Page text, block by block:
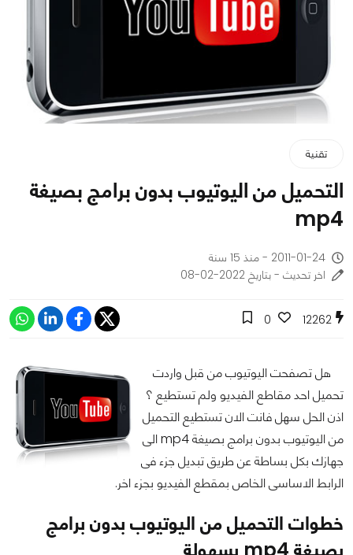
تقنية
التحميل من اليوتيوب بدون برامج بصيغة
mp4
2011-01-24 - منذ 15 سنة
اخر تحديث - بتاريخ 2022-02-08
12262
0
هل تصفحت اليوتيوب من قبل واردت
تحميل احد مقاطع الفيديو ولم تستطيع ؟
اذن الحل سهل فانت الان تستطيع التحميل
من اليوتيوب بدون برامج بصيغة mp4 الى
جهازك بكل بساطة عن طريق تبديل جزء فى
الرابط الاساسى الخاص بمقطع الفيديو بجزء اخر.
خطوات التحميل من اليوتيوب بدون برامج